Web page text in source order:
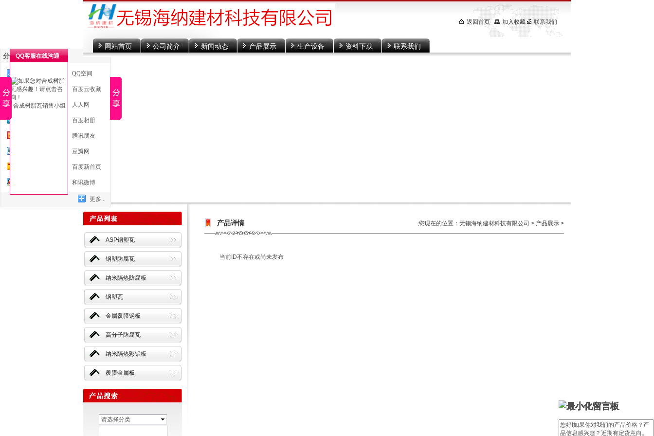
网站首页 公司简介 新闻动态 产品展示 生产设备 资料下载 联系我们
返回首页 加入收藏 联系我们
产品详情
ASP钢塑瓦
钢塑防腐瓦
纳米隔热防腐板
钢塑瓦
金属覆膜钢板
高分子防腐瓦
纳米隔热彩铝板
覆膜金属板
您现在的位置： 无锡海纳建材科技有限公司 > 产品展示 >
请选择分类
当前ID不存在或尚未发布
留言板
留言板
留言板
留言板
留言板
留言板
分享到
QQ空间
新浪微博 百度云收藏
微信 人人网
百度相册
腾讯朋友
豆瓣网
百度新首页
和讯微博
更多...
QQ客服在线沟通
合成树脂瓦销售小组